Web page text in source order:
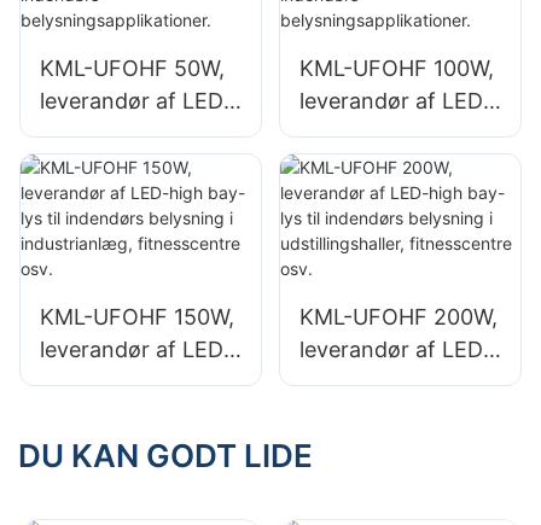
KML-UFOHF 50W,
leverandør af LED-
high bay-lys til
industrianlæg,
lagerbygninger og
andre indendørs
belysningsapplikati
KML-UFOHF 100W,
leverandør af LED-
high bay-lys til
industrianlæg,
lagerbygninger og
andre indendørs
belysningsapplikati
KML-UFOHF 150W,
leverandør af LED-
high bay-lys til
belysning i
KML-UFOHF 200W,
leverandør af LED-
high bay-lys til
belysning i
DU KAN GODT LIDE